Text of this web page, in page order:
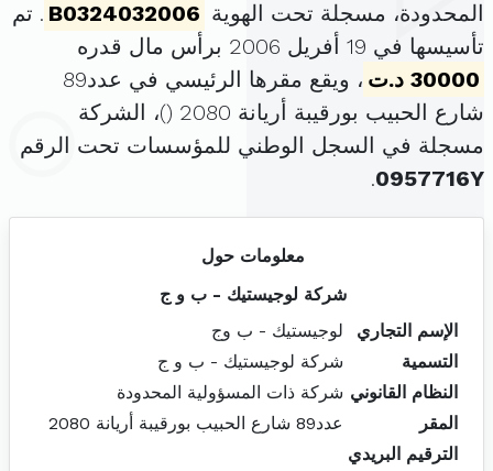
المحدودة، مسجلة تحت الهوية B0324032006 . تم
تأسيسها في 19 أفريل 2006 برأس مال قدره
30000 د.ت
، ويقع مقرها الرئيسي في عدد89
شارع الحبيب بورقيبة أريانة 2080 (
)، الشركة
مسجلة في السجل الوطني للمؤسسات تحت الرقم
0957716Y
.
معلومات حول
شركة لوجيستيك - ب و ج
الإسم التجاري
لوجيستيك - ب وج
التسمية
شركة لوجيستيك - ب و ج
النظام القانوني شركة ذات المسؤولية المحدودة
المقر
عدد89 شارع الحبيب بورقيبة أريانة 2080
الترقيم البريدي